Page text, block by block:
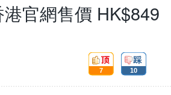
官網售價 HK$849
頂:
7
踩:
10